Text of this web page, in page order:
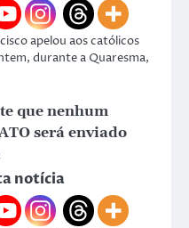
apelou aos católicos
durante a Quaresma,
que nenhum
será enviado
notícia